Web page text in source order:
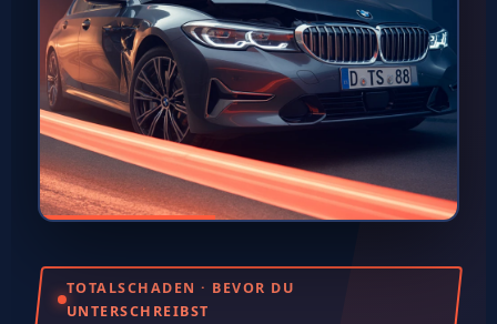
TOTALSCHADEN · BEVOR DU
UNTERSCHREIBST